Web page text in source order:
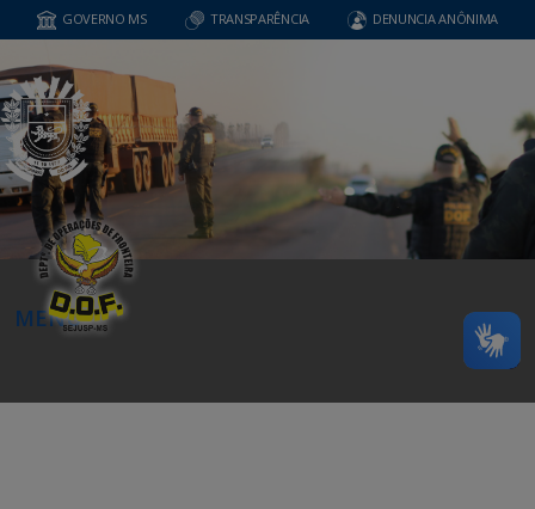
GOVERNO MS TRANSPARÊNCIA DENUNCIA ANÔNIMA
MENU